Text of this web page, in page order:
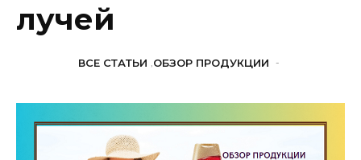
лучей
ВСЕ СТАТЬИ ,ОБЗОР ПРОДУКЦИИ -